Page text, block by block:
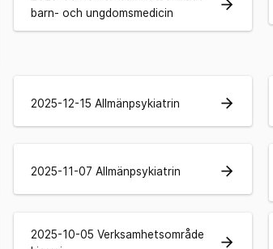
barn- och ungdomsmedicin
arrow_forward
2025-12-15 Allmänpsykiatrin arrow_forward
2025-11-07 Allmänpsykiatrin arrow_forward
2025-10-05 Verksamhetsområde
arrow_forward